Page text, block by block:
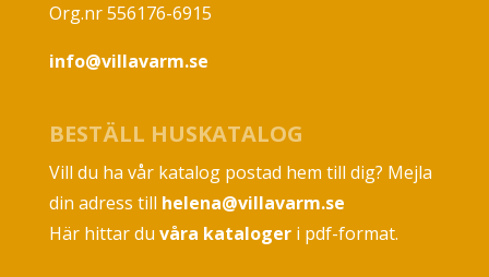
Org.nr 556176-6915
info@villavarm.se
BESTÄLL HUSKATALOG
Vill du ha vår katalog postad hem till dig? Mejla
din adress till helena@villavarm.se
Här hittar du våra katalogeri pdf-format.